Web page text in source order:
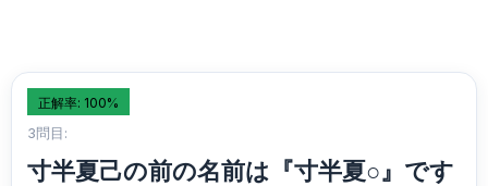
正解率: 100%
3問目:
寸半夏己の前の名前は『寸半夏○』です